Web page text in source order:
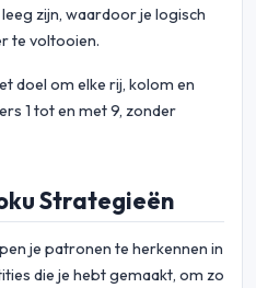
zijn, waardoor je logisch
te voltooien.
doel om elke rij, kolom en
1 tot en met 9, zonder
Strategieën
je patronen te herkennen in
die je hebt gemaakt, om zo